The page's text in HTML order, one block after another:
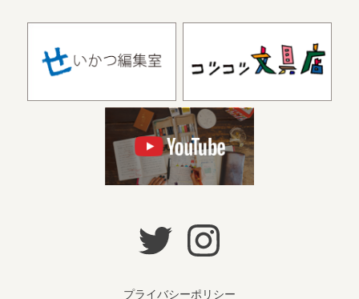
プライバシーポリシー